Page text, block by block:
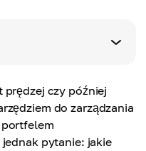
czy później
do zarządzania
pytanie: jakie